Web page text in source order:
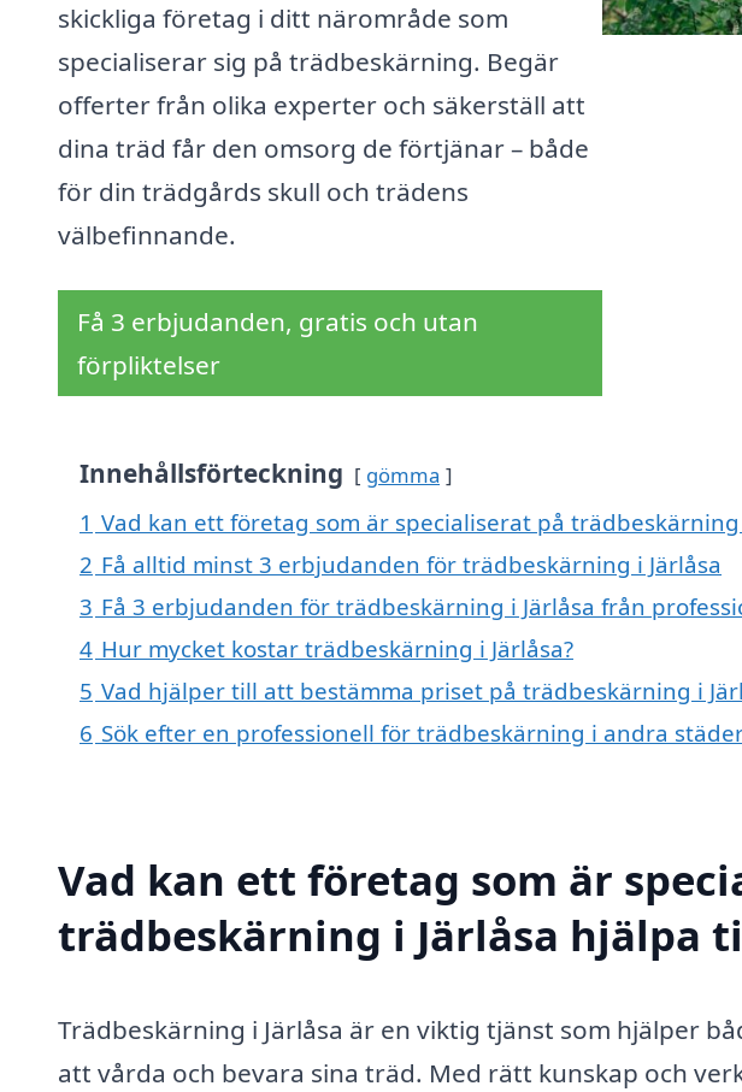
skickliga företag i ditt närområde som
specialiserar sig på trädbeskärning. Begär
offerter från olika experter och säkerställ att
dina träd får den omsorg de förtjänar – både
för din trädgårds skull och trädens
välbefinnande.
Få 3 erbjudanden, gratis och utan
förpliktelser
Innehållsförteckning gömma
1 Vad kan ett företag som är specialiserat på
2 Få alltid minst 3 erbjudanden för trädbeskärning i Järlåsa
3 Få 3 erbjudanden för trädbeskärning i Järlåsa från
4 Hur mycket kostar trädbeskärning i Järlåsa?
5 Vad hjälper till att bestämma priset på trädbeskärning i
6 Sök efter en professionell för trädbeskärning i andra
Vad kan ett företag som är
trädbeskärning i Järlåsa hjälpa
Trädbeskärning i Järlåsa är en viktig tjänst som hjälper
att vårda och bevara sina träd. Med rätt kunskap och